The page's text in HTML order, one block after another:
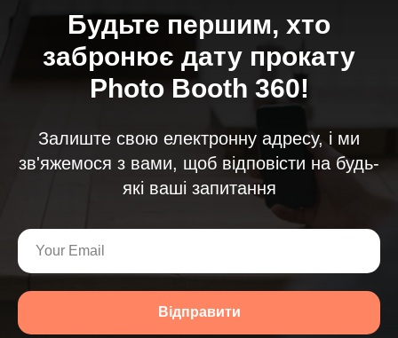
Будьте першим, хто
забронює дату прокату
Photo Booth 360!
Залиште свою електронну адресу, і ми
зв'яжемося з вами, щоб відповісти на будь-
які ваші запитання
Відправити